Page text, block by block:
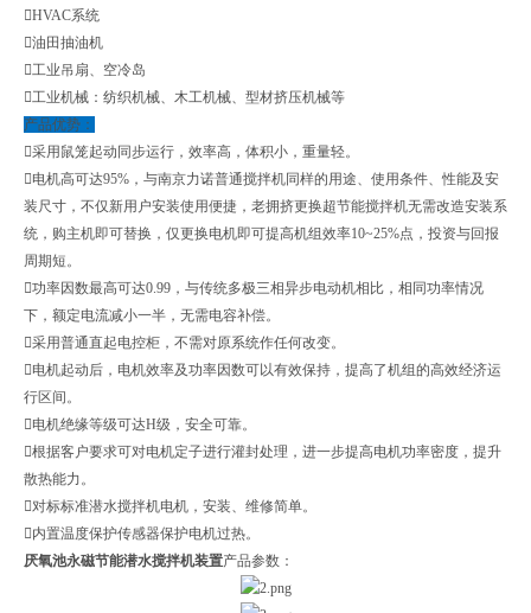
HVAC系统
油田抽油机
工业吊扇、空冷岛
工业机械：纺织机械、木工机械、型材挤压机械等
产品优势：
采用鼠笼起动同步运行，效率高，体积小，重量轻。
电机高可达95%，与南京力诺普通搅拌机同样的用途、使用条件、性能及安
装尺寸，不仅新用户安装使用便捷，老拥挤更换超节能搅拌机无需改造安装系
统，购主机即可替换，仅更换电机即可提高机组效率10~25%点，投资与回报
周期短。
功率因数最高可达0.99，与传统多极三相异步电动机相比，相同功率情况
下，额定电流减小一半，无需电容补偿。
采用普通直起电控柜，不需对原系统作任何改变。
电机起动后，电机效率及功率因数可以有效保持，提高了机组的高效经济运
行区间。
电机绝缘等级可达H级，安全可靠。
根据客户要求可对电机定子进行灌封处理，进一步提高电机功率密度，提升
散热能力。
对标标准潜水搅拌机电机，安装、维修简单。
内置温度保护传感器保护电机过热。
厌氧池永磁节能潜水搅拌机装置产品参数：